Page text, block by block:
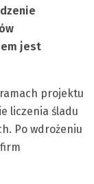
jest
projektu
liczenia śladu
Po wdrożeniu